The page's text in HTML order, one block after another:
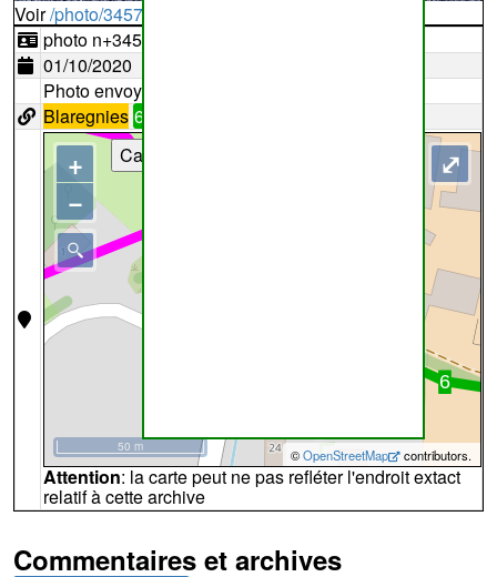
Voir/photo/345736?typ=d
photo n+345736
01/10/2020
Photo envoyée par
Blaregnies 6
©OpenStreetMap contributors.
50 m
+
−
⤢
Cartes
Attention: la carte peut ne pas refléter l'endroit extact
relatif à cette archive
Commentaires et archives